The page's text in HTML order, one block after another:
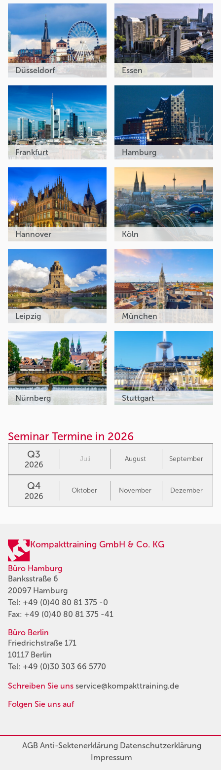
Düsseldorf Essen
Frankfurt Hamburg
Hannover Köln
Leipzig München
Nürnberg Stuttgart
Seminar Termine in 2026
Q3
2026
Juli August September
Q4
2026
Oktober November Dezember
Kompakttraining GmbH & Co. KG
Büro Hamburg
Banksstraße 6
20097 Hamburg
Tel: +49 (0)40 80 81 375 -0
Fax: +49 (0)40 80 81 375 -41
Büro Berlin
Friedrichstraße 171
10117 Berlin
Tel: +49 (0)30 303 66 5770
Schreiben Sie uns service@kompakttraining.de
Folgen Sie uns auf
AGBAnti-SektenerklärungDatenschutzerklärung
Impressum